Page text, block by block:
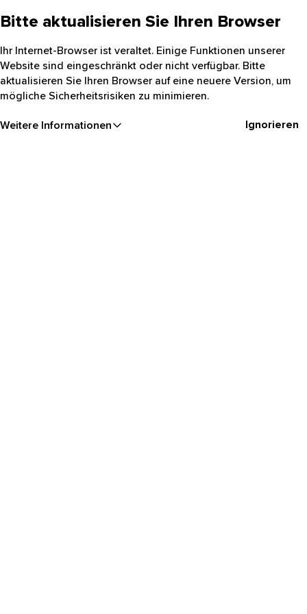
Bitte aktualisieren Sie Ihren Browser
Ihr Internet-Browser ist veraltet. Einige Funktionen unserer
Website sind eingeschränkt oder nicht verfügbar. Bitte
aktualisieren Sie Ihren Browser auf eine neuere Version, um
mögliche Sicherheitsrisiken zu minimieren.
Weitere Informationen Ignorieren